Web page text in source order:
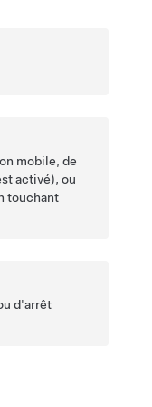
mobile, de
activé), ou
touchant
d'arrêt